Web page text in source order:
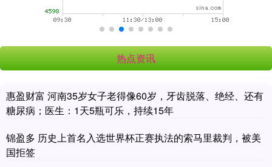
热点资讯
惠盈财富 河南35岁女子老得像60岁，牙齿脱落、绝经、还有
糖尿病；医生：1天5瓶可乐，持续15年
锦盈多 历史上首名入选世界杯正赛执法的索马里裁判，被美
国拒签